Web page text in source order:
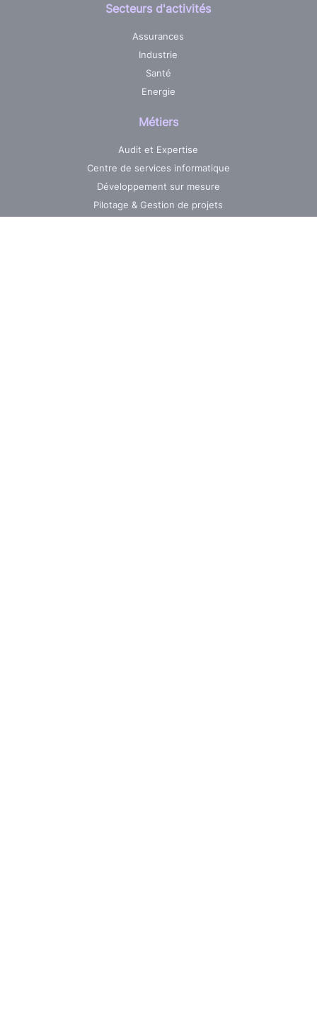
Secteurs d'activités
Assurances
Industrie
Santé
Energie
Métiers
Audit et Expertise
Centre de services informatique
Développement sur mesure
Pilotage & Gestion de projets